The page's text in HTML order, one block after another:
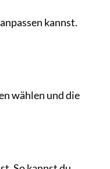
kannst.
wählen und die